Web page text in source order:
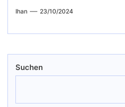
Ihan 23/10/2024
Suchen